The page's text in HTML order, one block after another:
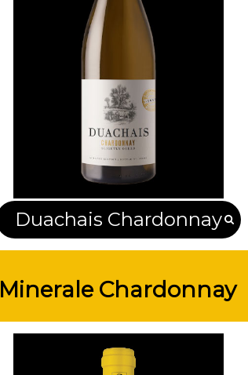
Duachais Chardonnay
Minerale Chardonnay